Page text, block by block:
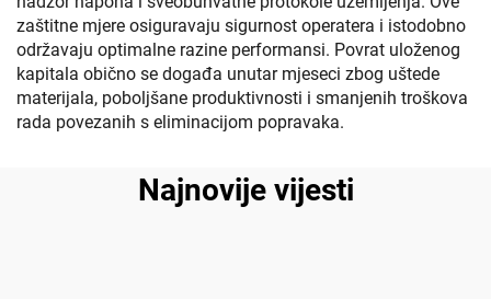
zaštitne mjere osiguravaju sigurnost operatera i istodobno
održavaju optimalne razine performansi. Povrat uloženog
kapitala obično se događa unutar mjeseci zbog uštede
materijala, poboljšane produktivnosti i smanjenih troškova
rada povezanih s eliminacijom popravaka.
Najnovije vijesti